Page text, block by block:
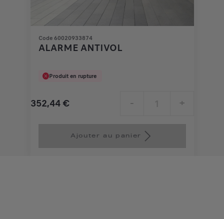
Code 60020933874
ALARME ANTIVOL
Produit en rupture
352,44 € - +
Ajouter au panier